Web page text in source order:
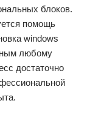
блоков.
помощь
windows
любому
достаточно